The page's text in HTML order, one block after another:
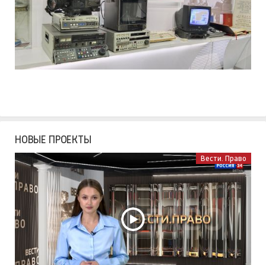
НОВЫЕ ПРОЕКТЫ
Вести. Право